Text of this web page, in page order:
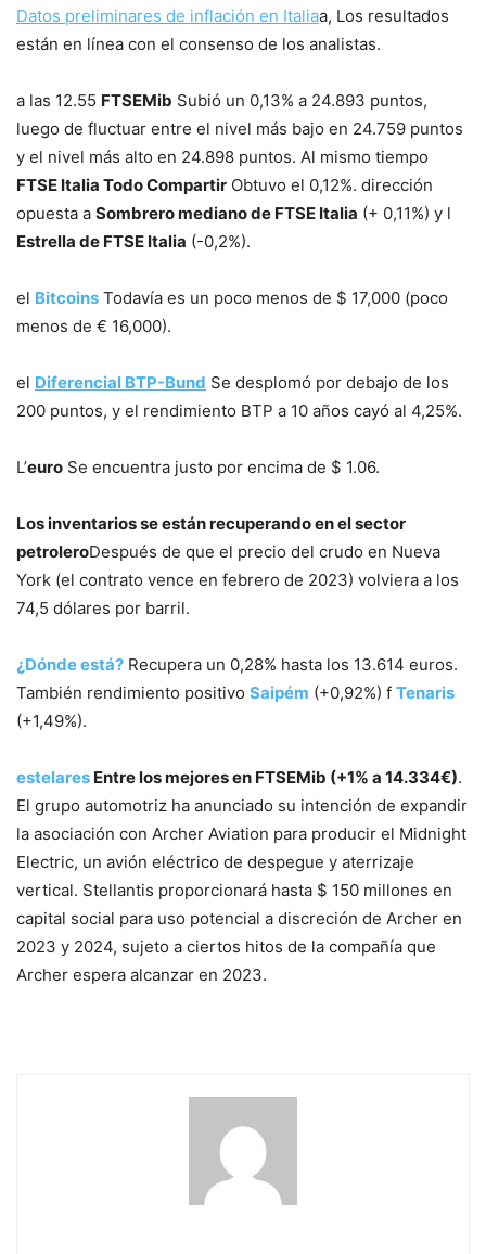
Datos preliminares de inflación en Italiaa, Los resultados
están en línea con el consenso de los analistas.
a las 12.55 FTSEMib Subió un 0,13% a 24.893 puntos,
luego de fluctuar entre el nivel más bajo en 24.759 puntos
y el nivel más alto en 24.898 puntos. Al mismo tiempo
FTSE Italia Todo Compartir Obtuvo el 0,12%. dirección
opuesta a Sombrero mediano de FTSE Italia (+ 0,11%) y l
Estrella de FTSE Italia (-0,2%).
el Bitcoins Todavía es un poco menos de $ 17,000 (poco
menos de € 16,000).
el Diferencial BTP-Bund Se desplomó por debajo de los
200 puntos, y el rendimiento BTP a 10 años cayó al 4,25%.
L’euro Se encuentra justo por encima de $ 1.06.
Los inventarios se están recuperando en el sector
petroleroDespués de que el precio del crudo en Nueva
York (el contrato vence en febrero de 2023) volviera a los
74,5 dólares por barril.
¿Dónde está? Recupera un 0,28% hasta los 13.614 euros.
También rendimiento positivo Saipém (+0,92%) f Tenaris
(+1,49%).
estelares Entre los mejores en FTSEMib (+1% a 14.334€).
El grupo automotriz ha anunciado su intención de expandir
la asociación con Archer Aviation para producir el Midnight
Electric, un avión eléctrico de despegue y aterrizaje
vertical. Stellantis proporcionará hasta $ 150 millones en
capital social para uso potencial a discreción de Archer en
2023 y 2024, sujeto a ciertos hitos de la compañía que
Archer espera alcanzar en 2023.